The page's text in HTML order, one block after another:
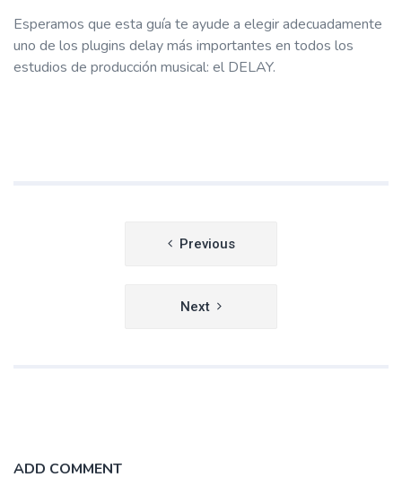
Esperamos que esta guía te ayude a elegir adecuadamente
uno de los plugins delay más importantes en todos los
estudios de producción musical: el DELAY.
Previous
Next
ADD COMMENT